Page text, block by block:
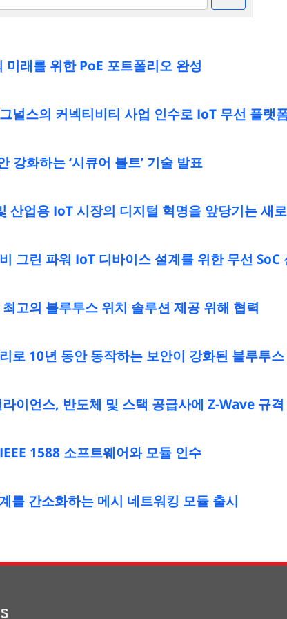
래를 위한 PoE 포트폴리오 완성
널스의 커넥티비티 사업 인수로 IoT 무선 플랫
강화하는 ‘시큐어 볼트’ 기술 발표
산업용 IoT 시장의 디지털 혁명을 앞당기는 새
그린 파워 IoT 디바이스 설계를 위한 무선 SoC
고의 블루투스 위치 솔루션 제공 위해 협력
로 10년 동안 동작하는 보안이 강화된 블루투
이언스, 반도체 및 스택 공급사에 Z-Wave 규격
1588 소프트웨어와 모듈 인수
를 간소화하는 메시 네트워킹 모듈 출시